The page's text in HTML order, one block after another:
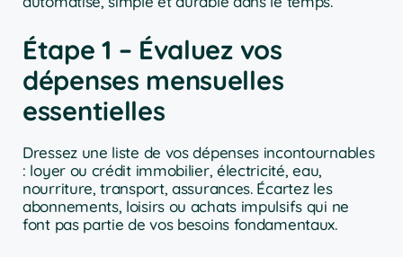
Étape 1 – Évaluez vos
dépenses mensuelles
essentielles
Dressez une liste de vos dépenses incontournables
: loyer ou crédit immobilier, électricité, eau,
nourriture, transport, assurances. Écartez les
abonnements, loisirs ou achats impulsifs qui ne
font pas partie de vos besoins fondamentaux.